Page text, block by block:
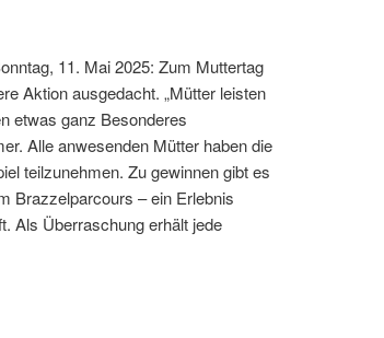
11. Mai 2025: Zum Muttertag
Aktion ausgedacht. „Mütter leisten
etwas ganz Besonderes
Alle anwesenden Mütter haben die
teilzunehmen. Zu gewinnen gibt es
Brazzelparcours – ein Erlebnis
Als Überraschung erhält jede